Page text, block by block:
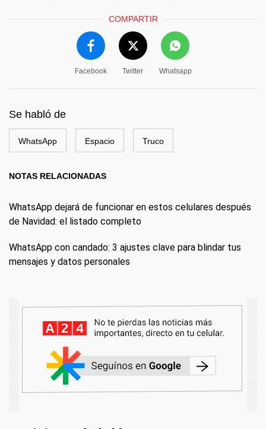
COMPARTIR
Facebook Twitter Whatsapp
Se habló de
WhatsApp Espacio Truco
NOTAS RELACIONADAS
WhatsApp dejará de funcionar en estos celulares después
de Navidad: el listado completo
WhatsApp con candado: 3 ajustes clave para blindar tus
mensajes y datos personales